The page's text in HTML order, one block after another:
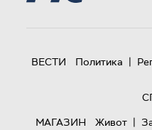
ВЕСТИ Политика |
МАГАЗИН
Живот |